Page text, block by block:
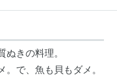
きの料理。
で、魚も貝もダメ。